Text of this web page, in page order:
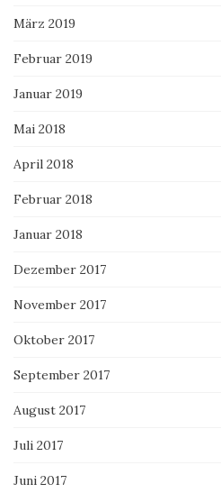
März 2019
Februar 2019
Januar 2019
Mai 2018
April 2018
Februar 2018
Januar 2018
Dezember 2017
November 2017
Oktober 2017
September 2017
August 2017
Juli 2017
Juni 2017